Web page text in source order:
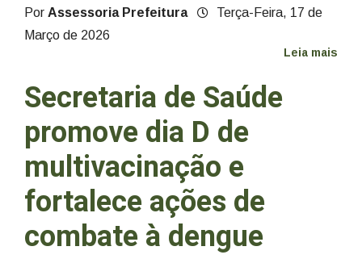
Por Assessoria Prefeitura
Terça-Feira, 17 de
Março de 2026
Leia mais
Secretaria de Saúde
promove dia D de
multivacinação e
fortalece ações de
combate à dengue